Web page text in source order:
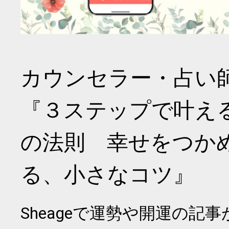
カウンセラー・占い
『３ステップで叶
の法則 幸せをつか
る、小さなコツ』
Sheageで運勢や開運の記